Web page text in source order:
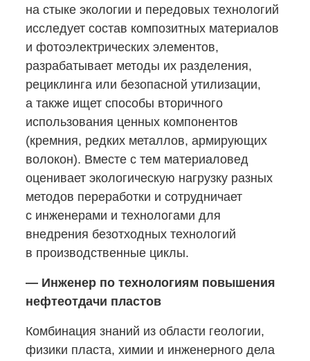
на стыке экологии и передовых технологий
исследует состав композитных материалов
и фотоэлектрических элементов,
разрабатывает методы их разделения,
рециклинга или безопасной утилизации,
а также ищет способы вторичного
использования ценных компонентов
(кремния, редких металлов, армирующих
волокон). Вместе с тем материаловед
оценивает экологическую нагрузку разных
методов переработки и сотрудничает
с инженерами и технологами для
внедрения безотходных технологий
в производственные циклы.
— Инженер по технологиям повышения
нефтеотдачи пластов
Комбинация знаний из области геологии,
физики пласта, химии и инженерного дела